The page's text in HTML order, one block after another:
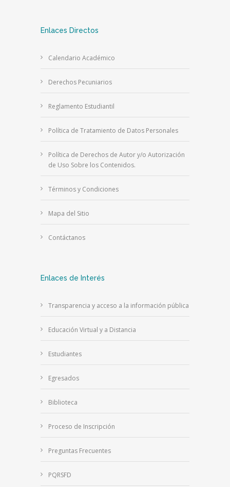
Enlaces Directos
Calendario Académico
Derechos Pecuniarios
Reglamento Estudiantil
Política de Tratamiento de Datos Personales
Política de Derechos de Autor y/o Autorización
de Uso Sobre los Contenidos.
Términos y Condiciones
Mapa del Sitio
Contáctanos
Enlaces de Interés
Transparencia y acceso a la información pública
Educación Virtual y a Distancia
Estudiantes
Egresados
Biblioteca
Proceso de Inscripción
Preguntas Frecuentes
PQRSFD